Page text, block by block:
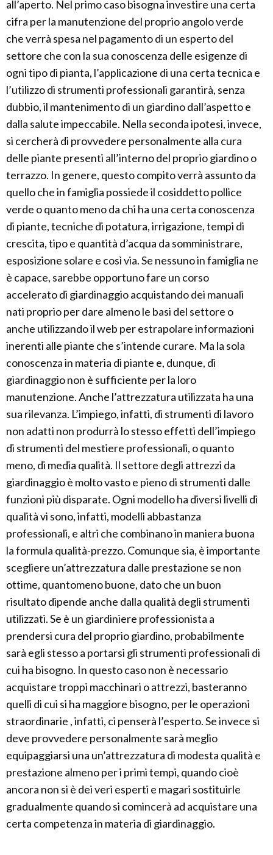
all’aperto. Nel primo caso bisogna investire una certa
cifra per la manutenzione del proprio angolo verde
che verrà spesa nel pagamento di un esperto del
settore che con la sua conoscenza delle esigenze di
ogni tipo di pianta, l’applicazione di una certa tecnica e
l’utilizzo di strumenti professionali garantirà, senza
dubbio, il mantenimento di un giardino dall’aspetto e
dalla salute impeccabile. Nella seconda ipotesi, invece,
si cercherà di provvedere personalmente alla cura
delle piante presenti all’interno del proprio giardino o
terrazzo. In genere, questo compito verrà assunto da
quello che in famiglia possiede il cosiddetto pollice
verde o quanto meno da chi ha una certa conoscenza
di piante, tecniche di potatura, irrigazione, tempi di
crescita, tipo e quantità d’acqua da somministrare,
esposizione solare e così via. Se nessuno in famiglia ne
è capace, sarebbe opportuno fare un corso
accelerato di giardinaggio acquistando dei manuali
nati proprio per dare almeno le basi del settore o
anche utilizzando il web per estrapolare informazioni
inerenti alle piante che s’intende curare. Ma la sola
conoscenza in materia di piante e, dunque, di
giardinaggio non è sufficiente per la loro
manutenzione. Anche l’attrezzatura utilizzata ha una
sua rilevanza. L’impiego, infatti, di strumenti di lavoro
non adatti non produrrà lo stesso effetti dell’impiego
di strumenti del mestiere professionali, o quanto
meno, di media qualità. Il settore degli attrezzi da
giardinaggio è molto vasto e pieno di strumenti dalle
funzioni più disparate. Ogni modello ha diversi livelli di
qualità vi sono, infatti, modelli abbastanza
professionali, e altri che combinano in maniera buona
la formula qualità-prezzo. Comunque sia, è importante
scegliere un’attrezzatura dalle prestazione se non
ottime, quantomeno buone, dato che un buon
risultato dipende anche dalla qualità degli strumenti
utilizzati. Se è un giardiniere professionista a
prendersi cura del proprio giardino, probabilmente
sarà egli stesso a portarsi gli strumenti professionali di
cui ha bisogno. In questo caso non è necessario
acquistare troppi macchinari o attrezzi, basteranno
quelli di cui si ha maggiore bisogno, per le operazioni
straordinarie , infatti, ci penserà l’esperto. Se invece si
deve provvedere personalmente sarà meglio
equipaggiarsi una un’attrezzatura di modesta qualità e
prestazione almeno per i primi tempi, quando cioè
ancora non si è dei veri esperti e magari sostituirle
gradualmente quando si comincerà ad acquistare una
certa competenza in materia di giardinaggio.